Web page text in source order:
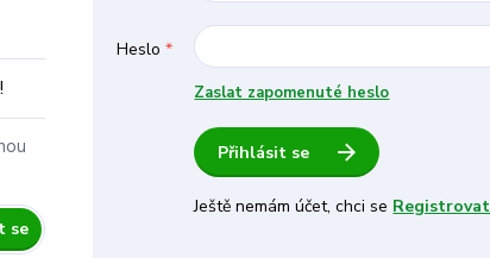
se
Heslo*
Zaslat zapomenuté heslo
Přihlásit se
Ještě nemám účet, chci se Registrovat